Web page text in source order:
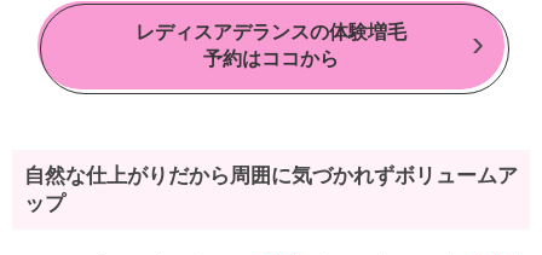
レディスアデランスの体験増毛
予約はココから
自然な仕上がりだから周囲に気づかれずボリュームア
ップ